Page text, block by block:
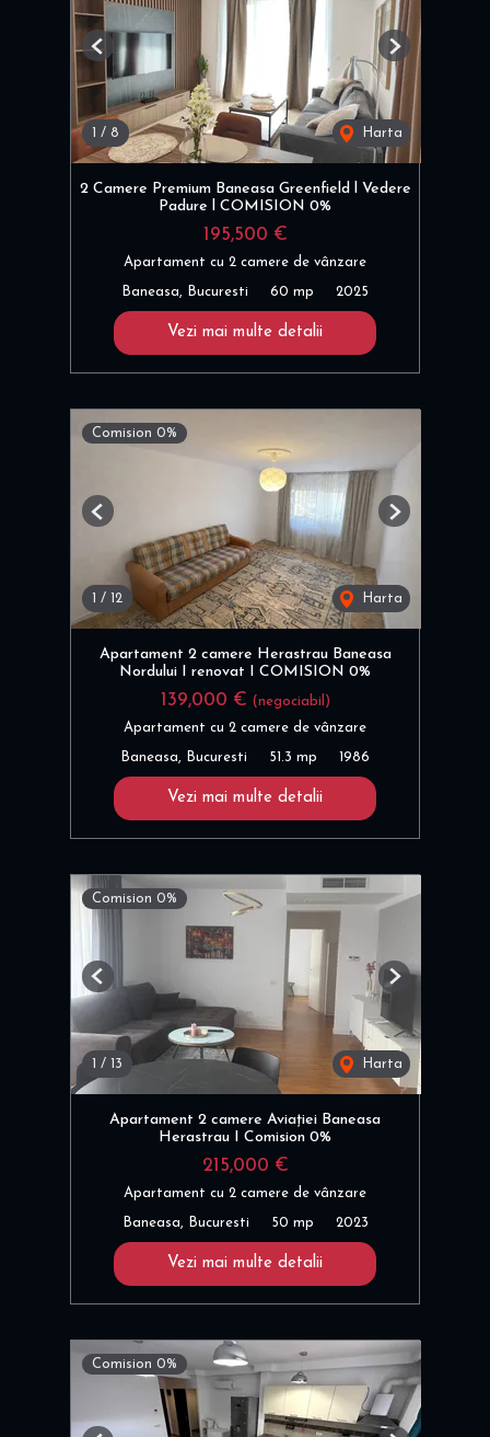
/ 8 Harta
Previous Next
2 Camere Premium Baneasa Greenfield l Vedere
Padure l COMISION 0%
195,500 €
Apartament cu 2 camere de vânzare
Baneasa, Bucuresti 60 mp 2025
Vezi mai multe detalii
Comision 0%
1 / 12 Harta
Previous Next
Apartament 2 camere Herastrau Baneasa
Nordului I renovat I COMISION 0%
139,000 € (negociabil)
Apartament cu 2 camere de vânzare
Baneasa, Bucuresti 51.3 mp 1986
Vezi mai multe detalii
Comision 0%
1 / 13 Harta
Previous Next
Apartament 2 camere Aviației Baneasa
Herastrau I Comision 0%
215,000 €
Apartament cu 2 camere de vânzare
Baneasa, Bucuresti 50 mp 2023
Vezi mai multe detalii
Comision 0%